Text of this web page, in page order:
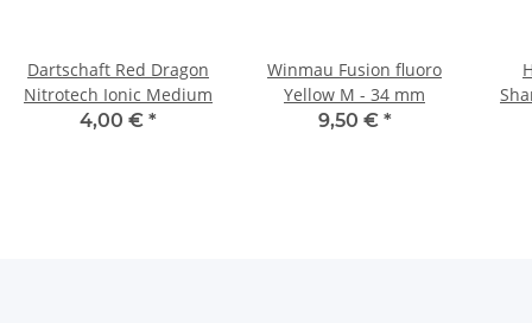
Dartschaft Red Dragon
Nitrotech Ionic Medium
4,00 € *
Winmau Fusion fluoro
Yellow M - 34 mm
9,50 € *